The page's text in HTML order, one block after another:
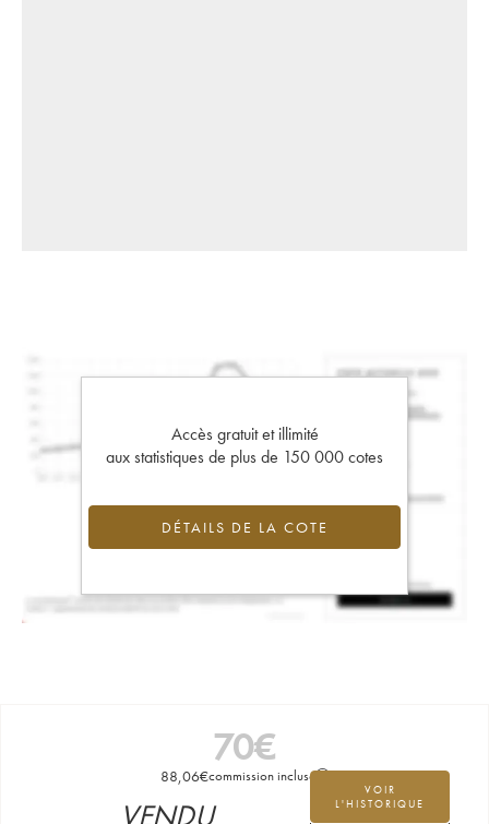
Accès gratuit et illimité
aux statistiques de plus de 150 000 cotes
DÉTAILS DE LA COTE
70€
88,06€commission incluse
VOIR
L'HISTORIQUE
VENDU